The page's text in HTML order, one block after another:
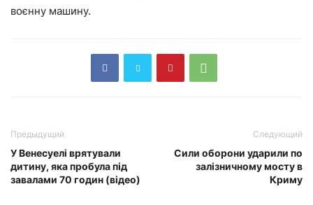
воєнну машину.
Предыдущий
У Венесуелі врятували
дитину, яка пробула під
завалами 70 годин (відео)
Следующий
Сили оборони ударили по
залізничному мосту в
Криму